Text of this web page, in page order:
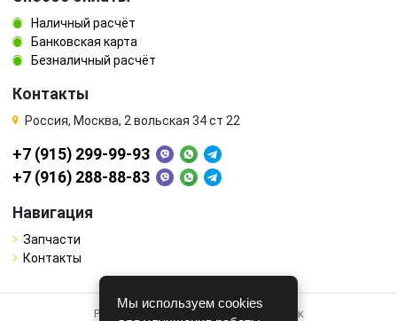
Наличный расчёт
Банковская карта
Безналичный расчёт
Контакты
Россия, Москва, 2 вольская 34 ст 22
+7 (915) 299-99-93
+7 (916) 288-88-83
Навигация
Запчасти
Контакты
Работает на системе для авторазборок
Мы используем cookies